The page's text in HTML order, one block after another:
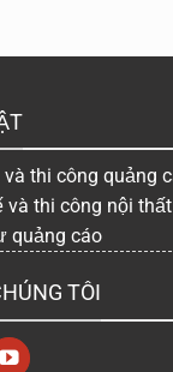
thi công quảng
và thi công nội
quảng cáo
TÔI